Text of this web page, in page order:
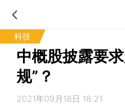
科技
中概股披露要
规”？
2021年09月18日 18:21